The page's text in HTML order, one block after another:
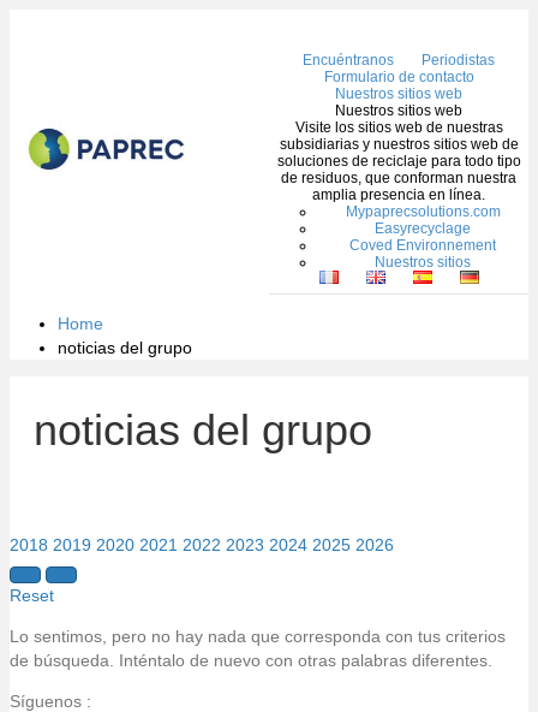
Encuéntranos
Periodistas
Formulario de contacto
Nuestros sitios web
Nuestros sitios web
Visite los sitios web de nuestras
subsidiarias y nuestros sitios web de
soluciones de reciclaje para todo tipo
de residuos, que conforman nuestra
amplia presencia en línea.
Mypaprecsolutions.com
Easyrecyclage
Coved Environnement
Nuestros sitios
Home
noticias del grupo
noticias del grupo
2018 2019 2020 2021 2022 2023 2024 2025 2026
Reset
Lo sentimos, pero no hay nada que corresponda con tus criterios
de búsqueda. Inténtalo de nuevo con otras palabras diferentes.
Síguenos :